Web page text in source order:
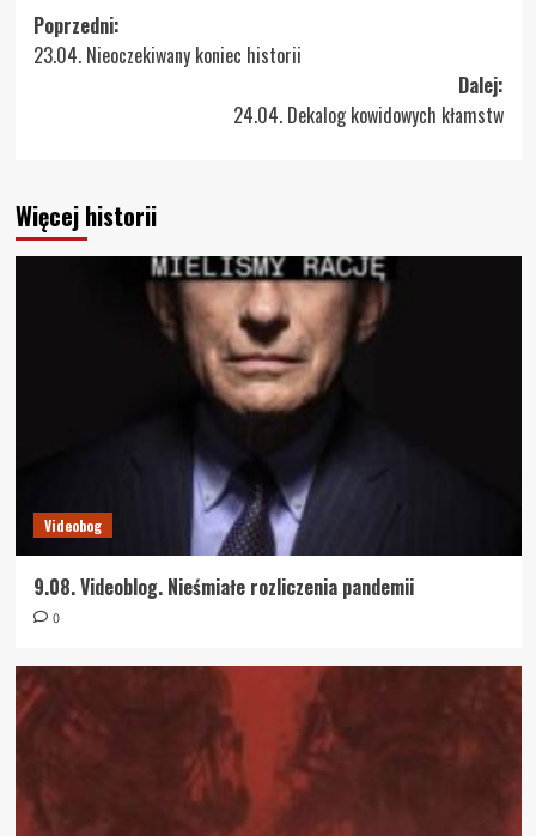
Zobacz
wpisy
Poprzedni:
23.04. Nieoczekiwany koniec historii
Dalej:
24.04. Dekalog kowidowych kłamstw
Więcej historii
Videobog
9.08. Videoblog. Nieśmiałe rozliczenia pandemii
0